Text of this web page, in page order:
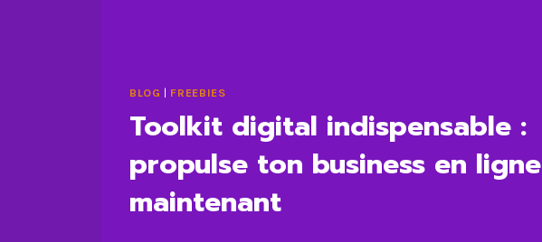
BLOG | FREEBIES
Toolkit digital indispensable :
propulse ton business en ligne
maintenant